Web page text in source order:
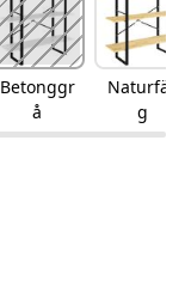
Betonggr
å
Naturfär
g